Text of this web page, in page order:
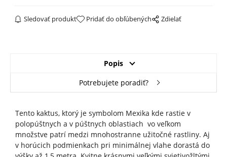
Sledovať produkt Pridať do obľúbených Zdielať
Popis
Potrebujete poradiť?
Tento kaktus, ktorý je symbolom Mexika kde rastie v
polopúštnych a v púštnych oblastiach vo veľkom
množstve patrí medzi mnohostranne užitočné rastliny. Aj
v horúcich podmienkach pri minimálnej vlahe dorastá do